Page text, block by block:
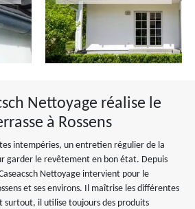
Nettoyage réalise le
à Rossens
intempéries, un entretien régulier de la
garder le revêtement en bon état. Depuis
Nettoyage intervient pour le
et ses environs. Il maîtrise les différentes
surtout, il utilise toujours des produits